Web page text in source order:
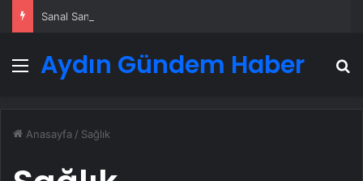
Sanal Santral
Menü
Aydın Gündem Haber
Anasayfa / Sağlık